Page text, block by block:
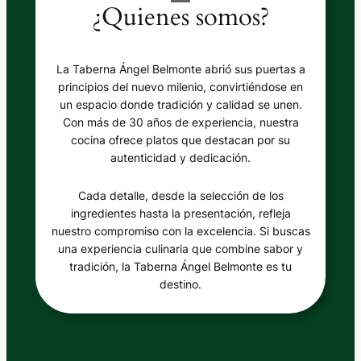
¿Quienes somos?
La Taberna Ángel Belmonte abrió sus puertas a
principios del nuevo milenio, convirtiéndose en
un espacio donde tradición y calidad se unen.
Con más de 30 años de experiencia, nuestra
cocina ofrece platos que destacan por su
autenticidad y dedicación.
Cada detalle, desde la selección de los
ingredientes hasta la presentación, refleja
nuestro compromiso con la excelencia. Si buscas
una experiencia culinaria que combine sabor y
tradición, la Taberna Ángel Belmonte es tu
destino.